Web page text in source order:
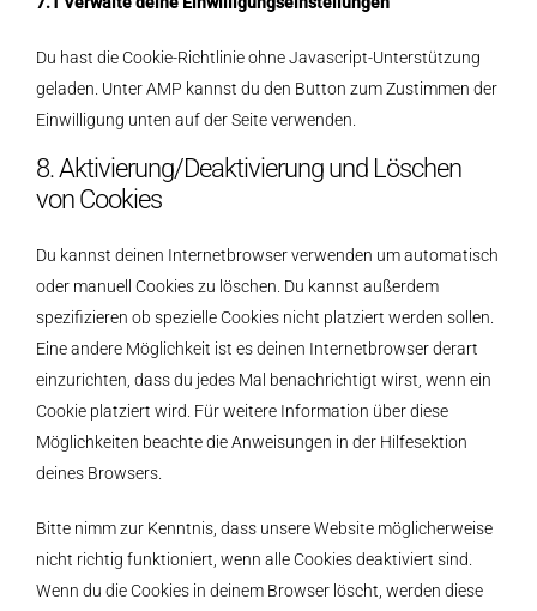
Du hast die Cookie-Richtlinie ohne Javascript-Unterstützung
geladen. Unter AMP kannst du den Button zum Zustimmen der
Einwilligung unten auf der Seite verwenden.
8. Aktivierung/Deaktivierung und Löschen
von Cookies
Du kannst deinen Internetbrowser verwenden um automatisch
oder manuell Cookies zu löschen. Du kannst außerdem
spezifizieren ob spezielle Cookies nicht platziert werden sollen.
Eine andere Möglichkeit ist es deinen Internetbrowser derart
einzurichten, dass du jedes Mal benachrichtigt wirst, wenn ein
Cookie platziert wird. Für weitere Information über diese
Möglichkeiten beachte die Anweisungen in der Hilfesektion
deines Browsers.
Bitte nimm zur Kenntnis, dass unsere Website möglicherweise
nicht richtig funktioniert, wenn alle Cookies deaktiviert sind.
Wenn du die Cookies in deinem Browser löscht, werden diese